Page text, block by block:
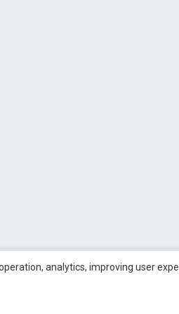
analytics, improving user